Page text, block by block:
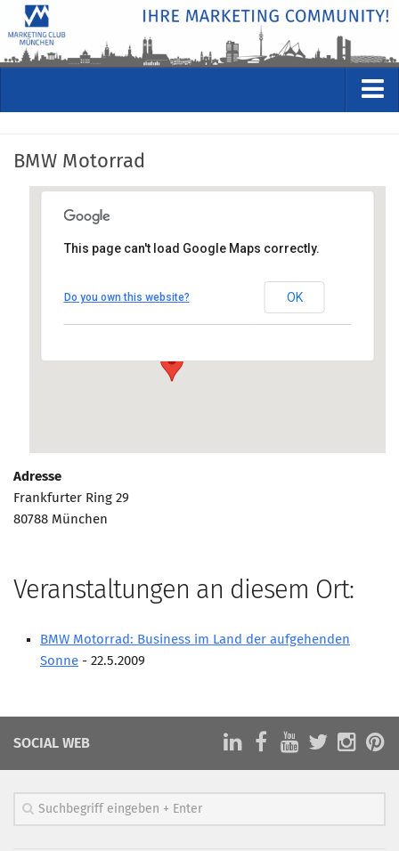
Kommende Veranstaltungen
Rückblicke
Veranstaltungsformate
Münchner Marketingpreis
Mentoring
Bundesverband Marketing Clubs
Marketing Pioniere im BVMC
Clubmagazin
MITGLIEDSCHAFT
BMW Motorrad
Frankfurter Ring 29, 80788 München
Anfahrt anzeigen
This page can't load Google Maps correctly.
Do you own this website? OK
Adresse
Frankfurter Ring 29
80788 München
Veranstaltungen an diesem Ort:
BMW Motorrad: Business im Land der aufgehenden
Sonne - 22.5.2009
SOCIAL WEB